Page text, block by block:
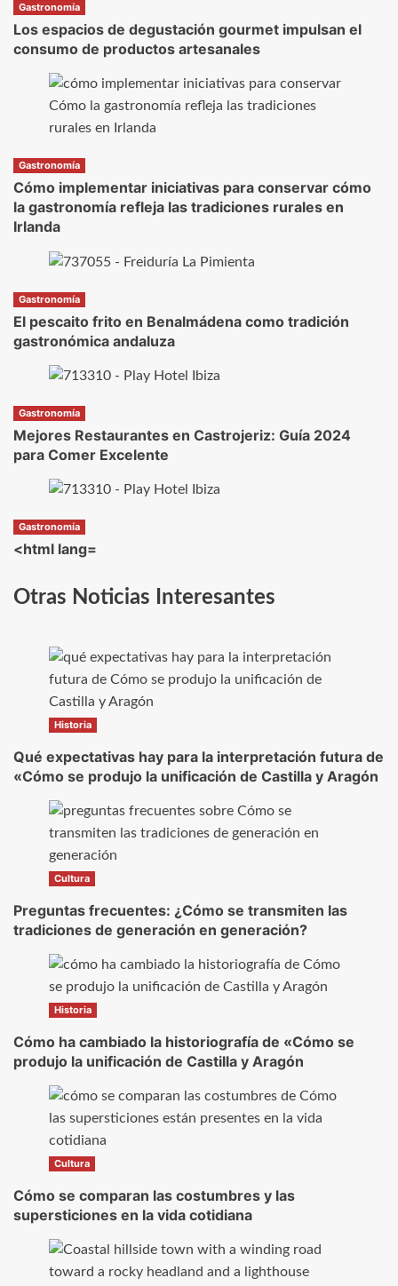
Gastronomía
Los espacios de degustación gourmet impulsan el
consumo de productos artesanales
Gastronomía
Cómo implementar iniciativas para conservar cómo
la gastronomía refleja las tradiciones rurales en
Irlanda
Gastronomía
El pescaito frito en Benalmádena como tradición
gastronómica andaluza
Gastronomía
Mejores Restaurantes en Castrojeriz: Guía 2024
para Comer Excelente
Gastronomía
<html lang=
Otras Noticias Interesantes
Historia
Qué expectativas hay para la interpretación futura de
«Cómo se produjo la unificación de Castilla y Aragón
Cultura
Preguntas frecuentes: ¿Cómo se transmiten las
tradiciones de generación en generación?
Historia
Cómo ha cambiado la historiografía de «Cómo se
produjo la unificación de Castilla y Aragón
Cultura
Cómo se comparan las costumbres y las
supersticiones en la vida cotidiana